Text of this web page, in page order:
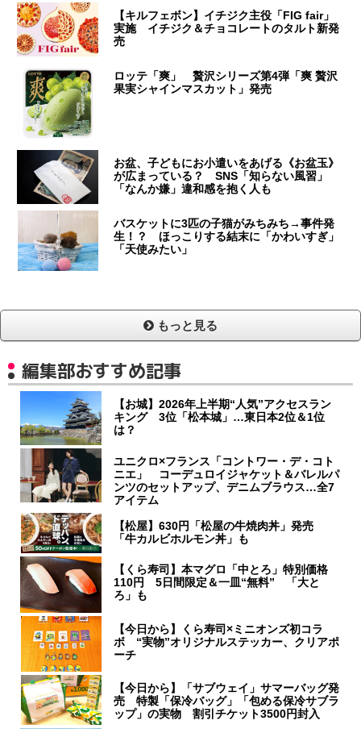
【キルフェボン】イチジク主役「FIG fair」
実施 イチジク＆チョコレートのタルト新発
売
ロッテ「爽」 贅沢シリーズ第4弾「爽 贅沢
果実シャインマスカット」発売
お盆、子どもにお小遣いをあげる《お盆玉》
が広まっている？ SNS「知らない風習」
「なんか嫌」違和感を抱く人も
バスケットに3匹の子猫がみちみち→事件発
生！？ ほっこりする結末に「かわいすぎ」
「天使みたい」
もっと見る
編集部おすすめ記事
【お城】2026年上半期“人気”アクセスラン
キング 3位「松本城」…東日本2位＆1位
は？
ユニクロ×フランス「コントワー・デ・コト
ニエ」 コーデュロイジャケット＆バレルパ
ンツのセットアップ、デニムブラウス…全7
アイテム
【松屋】630円「松屋の牛焼肉丼」発売
「牛カルビホルモン丼」も
【くら寿司】本マグロ「中とろ」特別価格
110円 5日間限定＆一皿“無料” 「大と
ろ」も
【今日から】くら寿司×ミニオンズ初コラ
ボ “実物”オリジナルステッカー、クリアポ
ーチ
【今日から】「サブウェイ」サマーバッグ発
売 特製「保冷バッグ」「包める保冷サブラ
ップ」の実物 割引チケット3500円封入